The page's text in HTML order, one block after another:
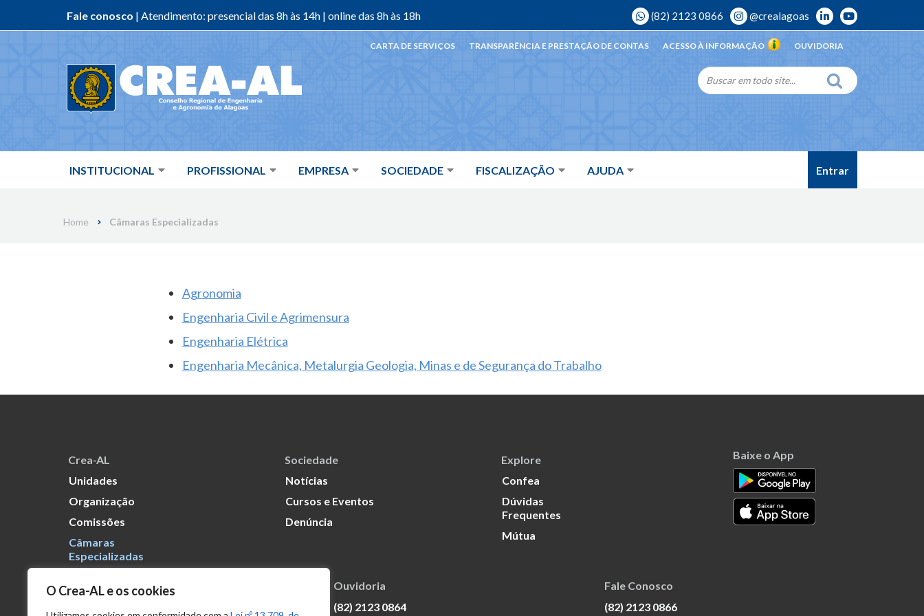
O Crea-AL e os cookies
Fale conosco | Atendimento: presencial das 8h às 14h | online das 8h às 18h (82) 2123 0866 @crealagoas
INSTITUCIONAL PROFISSIONAL EMPRESA SOCIEDADE FISCALIZAÇÃO AJUDA
OUVIDORIA
ACESSO À INFORMAÇÃO
TRANSPARÊNCIA E PRESTAÇÃO DE CONTAS
CARTA DE SERVIÇOS
Entrar
Home Câmaras Especializadas
Agronomia
Engenharia Civil e Agrimensura
Engenharia Elétrica
Engenharia Mecânica, Metalurgia Geologia, Minas e de Segurança do Trabalho
Crea-AL
Unidades
Organização
Comissões
Câmaras
Especializadas
Sociedade
Notícias
Cursos e Eventos
Denúncia
Explore
Confea
Dúvidas
Frequentes
Mútua
Baixe o App
Transparência
Portal
Ouvidoria
(82) 2123 0864
Fale Conosco
(82) 2123 0866